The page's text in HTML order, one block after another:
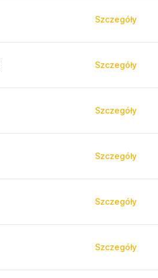
Szczegóły
Szczegóły
Szczegóły
Szczegóły
Szczegóły
Szczegóły